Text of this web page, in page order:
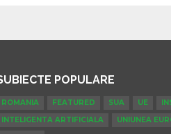
POPULARE
ROMANIA FEATURED SUA UE
INTELIGENTA ARTIFICIALA
UNIUNEA